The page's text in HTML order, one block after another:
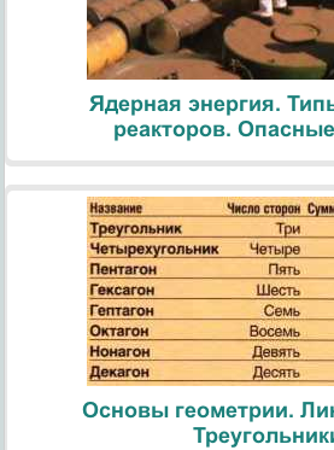
Ядерная энергия.
реакторов.
Основы геометрии.